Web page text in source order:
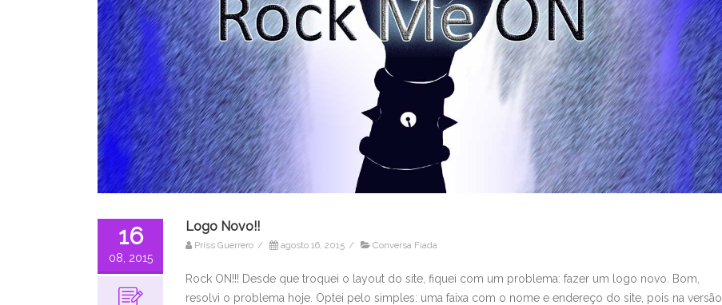
16
08, 2015
Logo Novo!!
Priss Guerrero / agosto 16, 2015 / Conversa Fiada
Rock ON!!! Desde que troquei o layout do site, fiquei com um problema: fazer um logo novo. Bom,
resolvi o problema hoje. Optei pelo simples: uma faixa com o nome e endereço do site, pois na versão